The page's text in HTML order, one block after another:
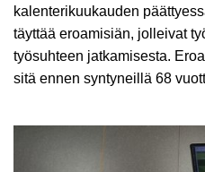
kalenterikuukauden
täyttää eroamisiän, jolleivat
työsuhteen jatkamisesta.
sitä ennen syntyneillä 68